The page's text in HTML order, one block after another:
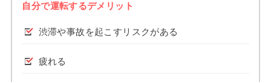
自分で運転するデメリット
渋滞や事故を起こすリスクがある
疲れる